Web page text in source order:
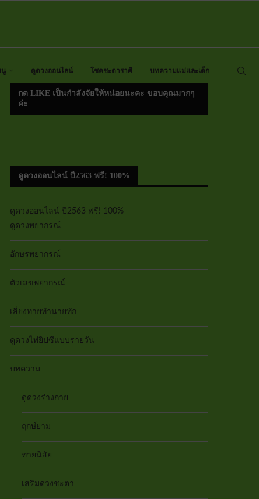
นู ดูดวงออนไลน์ โชคชะตาราศี บทความแม่และเด็ก
กด LIKE เป็นกำลังจัยให้หน่อยนะคะ ขอบคุณมากๆ
ค่ะ
ดูดวงออนไลน์ ปี2563 ฟรี! 100%
ดูดวงออนไลน์ ปี2563 ฟรี! 100%
ดูดวงพยากรณ์
อักษรพยากรณ์
ตัวเลขพยากรณ์
เสี่ยงทายทำนายทัก
ดูดวงไพ่ยิปซีแบบรายวัน
บทความ
ดูดวงร่างกาย
ฤกษ์ยาม
ทายนิสัย
เสริมดวงชะตา